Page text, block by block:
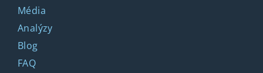
Média
Analýzy
Blog
FAQ